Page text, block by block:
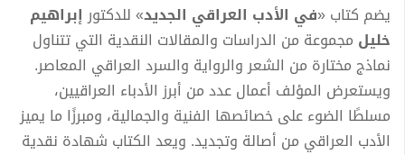
يضم كتاب «في الأدب العراقي الجديد» للدكتورإبراهيم
خليل مجموعة من الدراسات والمقالات النقدية التي تتناول
نماذج مختارة من الشعر والرواية والسرد العراقي المعاصر.
ويستعرض المؤلف أعمال عدد من أبرز الأدباء العراقيين،
مسلطًا الضوء على خصائصها الفنية والجمالية، ومبرزًا ما يميز
الأدب العراقي من أصالة وتجديد. ويعد الكتاب شهادة نقدية